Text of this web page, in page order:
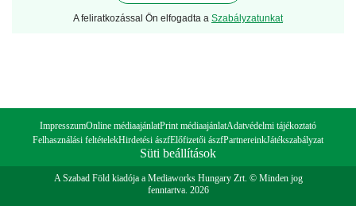
A feliratkozással Ön elfogadta a Szabályzatunkat
ImpresszumOnline médiaajánlatPrint médiaajánlatAdatvédelmi tájékoztató
Felhasználási feltételekHirdetési ászfElőfizetői ászfPartnereinkJátékszabályzat
Süti beállítások
A Szabad Föld kiadója a Mediaworks Hungary Zrt. © Minden jog
fenntartva. 2026